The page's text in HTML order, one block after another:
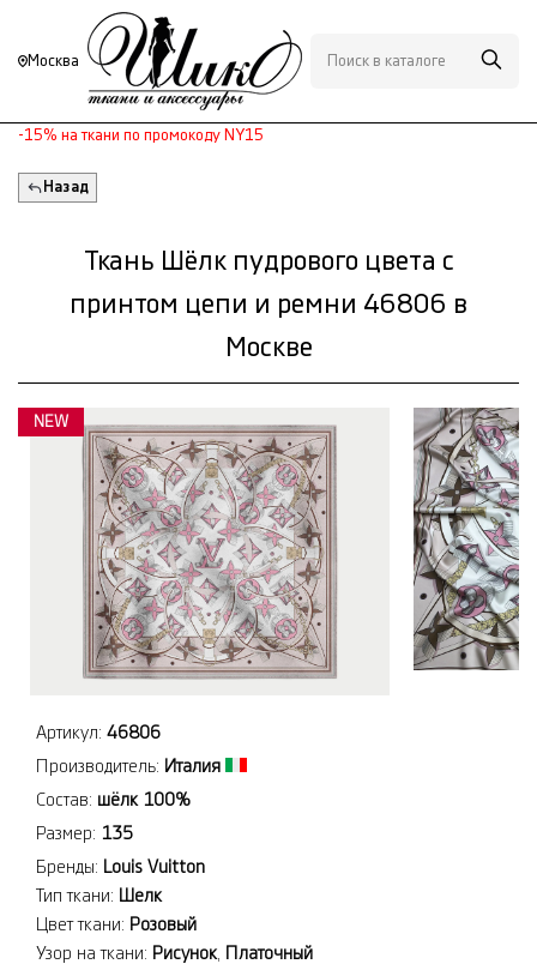
Москва
-15% на ткани по промокоду NY15
Назад
Ткань Шёлк пудрового цвета с
принтом цепи и ремни 46806 в
Москве
NEW
Артикул: 46806
Производитель: Италия
Состав: шёлк 100%
Размер: 135
Бренды: Louis Vuitton
Тип ткани: Шелк
Цвет ткани: Розовый
Узор на ткани: Рисунок Платочный